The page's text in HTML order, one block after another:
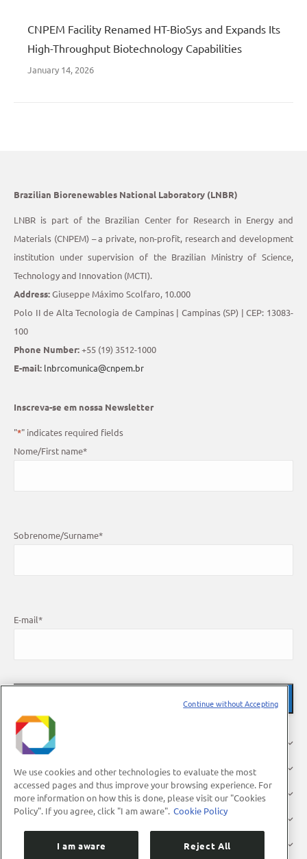
CNPEM Facility Renamed HT-BioSys and Expands Its
High-Throughput Biotechnology Capabilities
January 14, 2026
Brazilian Biorenewables National Laboratory (LNBR)
LNBR is part of the Brazilian Center for Research in Energy and
Materials (CNPEM) – a private, non-profit, research and development
institution under supervision of the Brazilian Ministry of Science,
Technology and Innovation (MCTI).
Address:Giuseppe Máximo Scolfaro, 10.000
Polo II de Alta Tecnologia de Campinas | Campinas (SP) | CEP: 13083-
100
Phone Number:+55 (19) 3512-1000
E-mail: lnbrcomunica@cnpem.br
Inscreva-se em nossa Newsletter
"*" indicates required fields
Nome/First name*
Sobrenome/Surname*
E-mail*
About Us
Research
Industry
Users
We use cookies and other technologies to evaluate the most
accessed pages and thus improve your browsing experience. For
more information on how this is done, please visit our "Cookies
Policy". If you agree, click "I am aware". Cookie Policy
I am aware Reject All
Continue without Accepting